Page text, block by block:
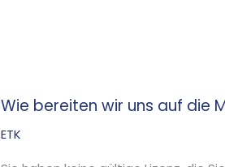
Wie bereiten wir uns auf die
ETK
Wie
bereiten